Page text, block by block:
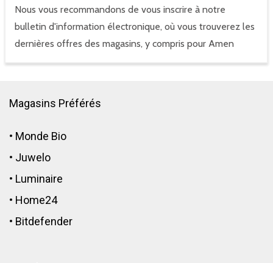
Nous vous recommandons de vous inscrire à notre
bulletin d'information électronique, où vous trouverez les
dernières offres des magasins, y compris pour Amen
Magasins Préférés
• Monde Bio
• Juwelo
• Luminaire
• Home24
• Bitdefender